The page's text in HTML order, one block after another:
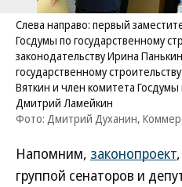
Слева направо: первый
Госдумы по государственному
законодательству Ирина
государственному
Вяткин и член комитета
Дмитрий Ламейкин
Фото: Дмитрий Духанин,
Напомним, законопроект
группой сенаторов и